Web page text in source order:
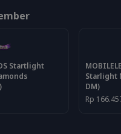
Startlight
Starlight
DM)
Rp